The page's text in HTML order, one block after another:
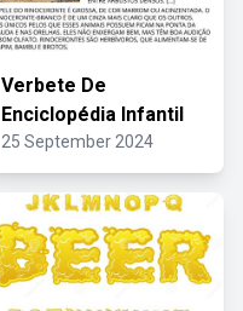
Verbete De
Enciclopédia Infantil
25 September 2024